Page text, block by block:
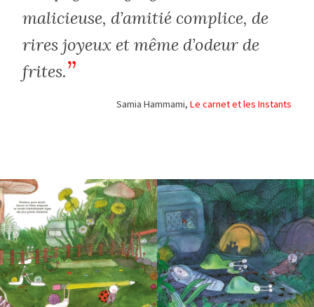
malicieuse, d’amitié complice, de
rires joyeux et même d’odeur de
frites.
Samia Hammami, Le carnet et les Instants